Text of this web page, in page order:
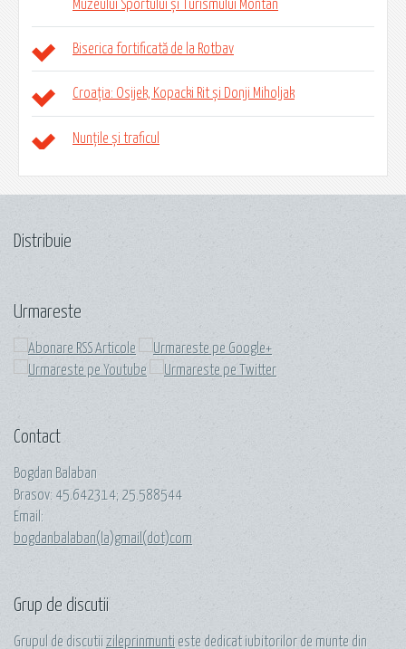
Muzeului Sportului și Turismului Montan
Biserica fortificată de la Rotbav
Croația: Osijek, Kopacki Rit și Donji Miholjak
Nunțile și traficul
Distribuie
Urmareste
Contact
Bogdan Balaban
Brasov: 45.642314; 25.588544
Email:
bogdanbalaban(la)gmail(dot)com
Grup de discutii
Grupul de discutii zileprinmunti este dedicat iubitorilor de munte din